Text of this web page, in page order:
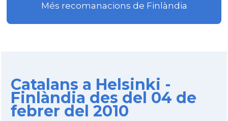
Més recomanacions de Finlàndia
Catalans a Helsinki -
Finlàndia des del 04 de
febrer del 2010